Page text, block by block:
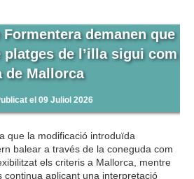
demanen que
platges de l’illa sigui com
de Mallorca
el 09 Juliol 2026
que la modificació introduïda
balear a través de la coneguda com
els criteris a Mallorca, mentre
continua aplicant una interpretació